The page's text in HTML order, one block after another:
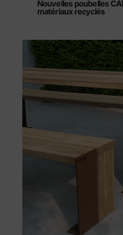
Nouvelles poubelles
matériaux recyclés